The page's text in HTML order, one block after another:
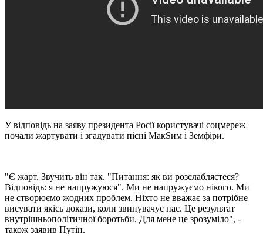
У відповідь на заяву президента Росії користувачі соцмереж
почали жартувати і згадувати пісні МакSим і Земфіри.
"Є жарт. Звучить він так. "Питання: як ви розслабляєтеся?
Відповідь: я не напружуюся". Ми не напружуємо нікого. Ми
не створюємо жодних проблем. Ніхто не вважає за потрібне
висувати якісь докази, коли звинувачує нас. Це результат
внутрішньополітичної боротьби. Для мене це зрозуміло", -
також заявив Путін.